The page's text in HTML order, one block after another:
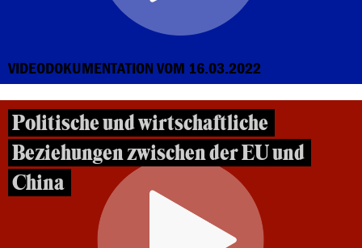
VIDEODOKUMENTATION VOM 16.03.2022
Politische und wirtschaftliche
Beziehungen zwischen der EU und
China